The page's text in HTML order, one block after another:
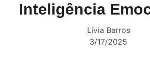
Inteligência
Lívia Barros
3/17/2025